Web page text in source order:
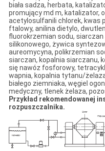
biała sadza, herbata,
promujący md m, katalizator,
acetylosulfanili chlorek, kwas
ftalowy, anilina dietylo,
fluorokrzemian sodu,
silikonowego, żywica
aureomycyna, polikrzemian
siarczan, kopalnia siarczanu,
się nawóz fosforowy,
wapnia, kopalnia tytanu/
białego ziemniaka, węgiel
medyczny, tlenek żelaza,
Przykład rekomendowanej
rozpuszczalnika.